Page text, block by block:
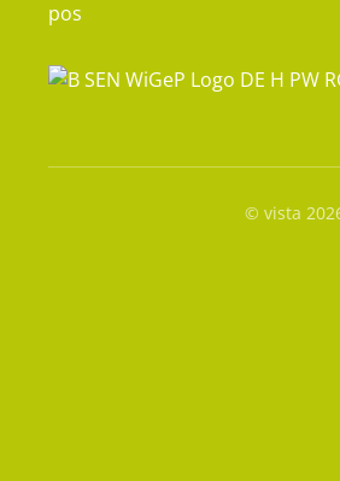
© vista